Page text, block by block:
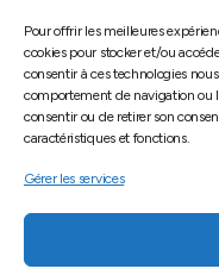
Pour offrir les meilleures
cookies pour stocker et/ou
consentir à ces technologies
comportement de navigation ou
consentir ou de retirer son
caractéristiques et fonctions.
Gérer les services
Bambou Gers | E.I
MELAC
520, route de
32600 MONBRUN
Mentions légales
Déclaration de